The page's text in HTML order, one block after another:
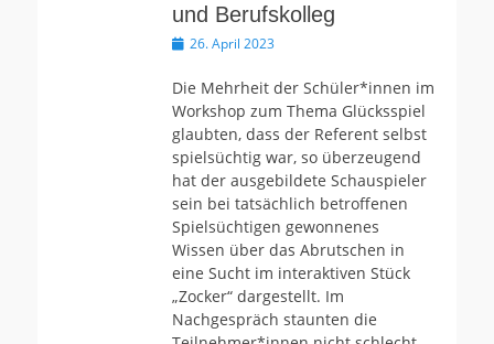
und Berufskolleg
Veröffentlicht
26. April 2023
Die Mehrheit der Schüler*innen im
Workshop zum Thema Glücksspiel
glaubten, dass der Referent selbst
spielsüchtig war, so überzeugend
hat der ausgebildete Schauspieler
sein bei tatsächlich betroffenen
Spielsüchtigen gewonnenes
Wissen über das Abrutschen in
eine Sucht im interaktiven Stück
„Zocker“ dargestellt. Im
Nachgespräch staunten die